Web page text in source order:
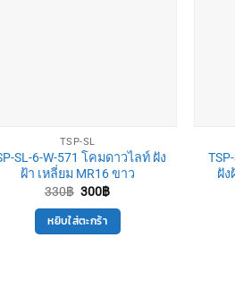
TSP-SL
SL-6-W-571 โคมดาวไลท์ ฝัง
ฝ้า เหลี่ยม MR16 ขาว
330฿ Original
was:
330฿.
300฿Current
is:
300฿.
หยิบใส่ตะกร้า
ฝัง